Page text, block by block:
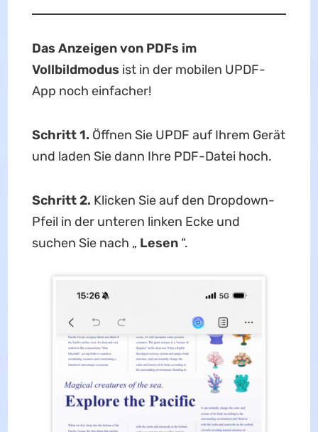
Das Anzeigen von PDFs im
Vollbildmodus ist in der mobilen UPDF-
App noch einfacher!
Schritt 1. Öffnen Sie UPDF auf Ihrem Gerät
und laden Sie dann Ihre PDF-Datei hoch.
Schritt 2. Klicken Sie auf den Dropdown-
Pfeil in der unteren linken Ecke und
suchen Sie nach „ Lesen“.